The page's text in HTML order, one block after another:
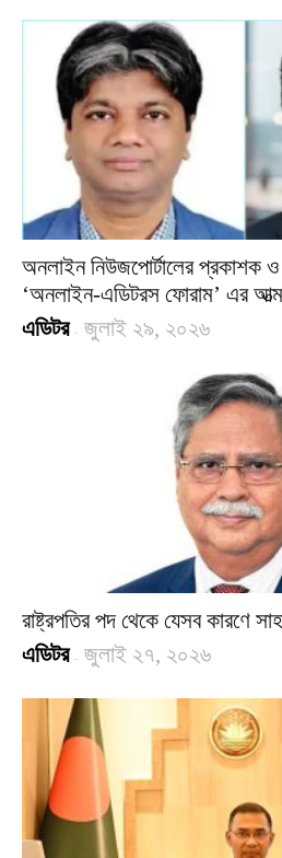
অনলাইন নিউজপোর্টালের প্রকাশক
‘অনলাইন-এডিটরস ফোরাম’ এর
এডিটর - জুলাই ২৯, ২০২৬
রাষ্ট্রপতির পদ থেকে যেসব কারণে
এডিটর - জুলাই ২৭, ২০২৬